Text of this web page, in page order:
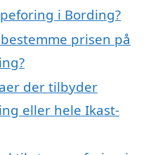
i Bording?
prisen på
der tilbyder
eller hele Ikast-